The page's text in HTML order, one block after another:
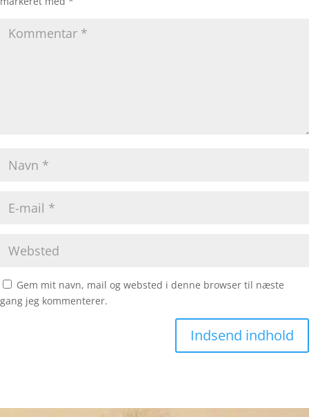
Gem mit navn, mail og websted i denne browser til næste
gang jeg kommenterer.
Indsend indhold